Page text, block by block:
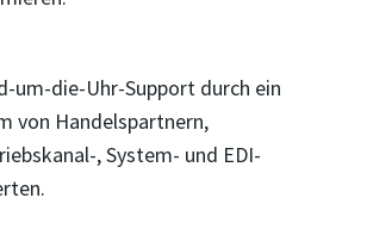
um-die-Uhr-Support durch ein
von Handelspartnern,
, System- und EDI-